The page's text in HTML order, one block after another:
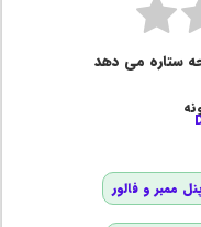
ستاره می دهد
ممبر و فالور